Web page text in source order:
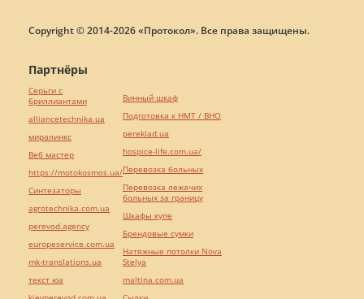
Copyright © 2014-2026 «Протокол». Все права защищены.
Партнёры
Серьги с
бриллиантами
alliancetechnika.ua
миралинкс
Веб мастер
https://motokosmos.ua/
Синтезаторы
agrotechnika.com.ua
perevod.agency
europeservice.com.ua
mk-translations.ua
текст юа
Винный шкаф
Подготовка к НМТ / ВНО
pereklad.ua
hospice-life.com.ua/
Перевозка больных
Перевозка лежачих
больных за границу
Шкафы купе
Брендовые сумки
Натяжные потолки Nova
Stelya
maltina.com.ua